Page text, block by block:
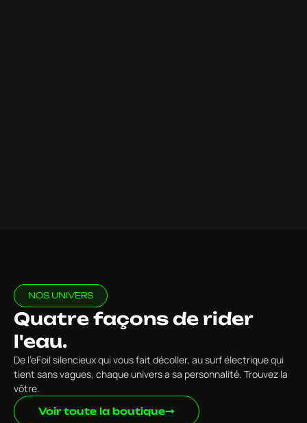
NOS UNIVERS
Quatre façons de rider
l'eau.
De l’eFoil silencieux qui vous fait décoller, au surf électrique qui
tient sans vagues, chaque univers a sa personnalité. Trouvez la
vôtre.
Voir toute la boutique